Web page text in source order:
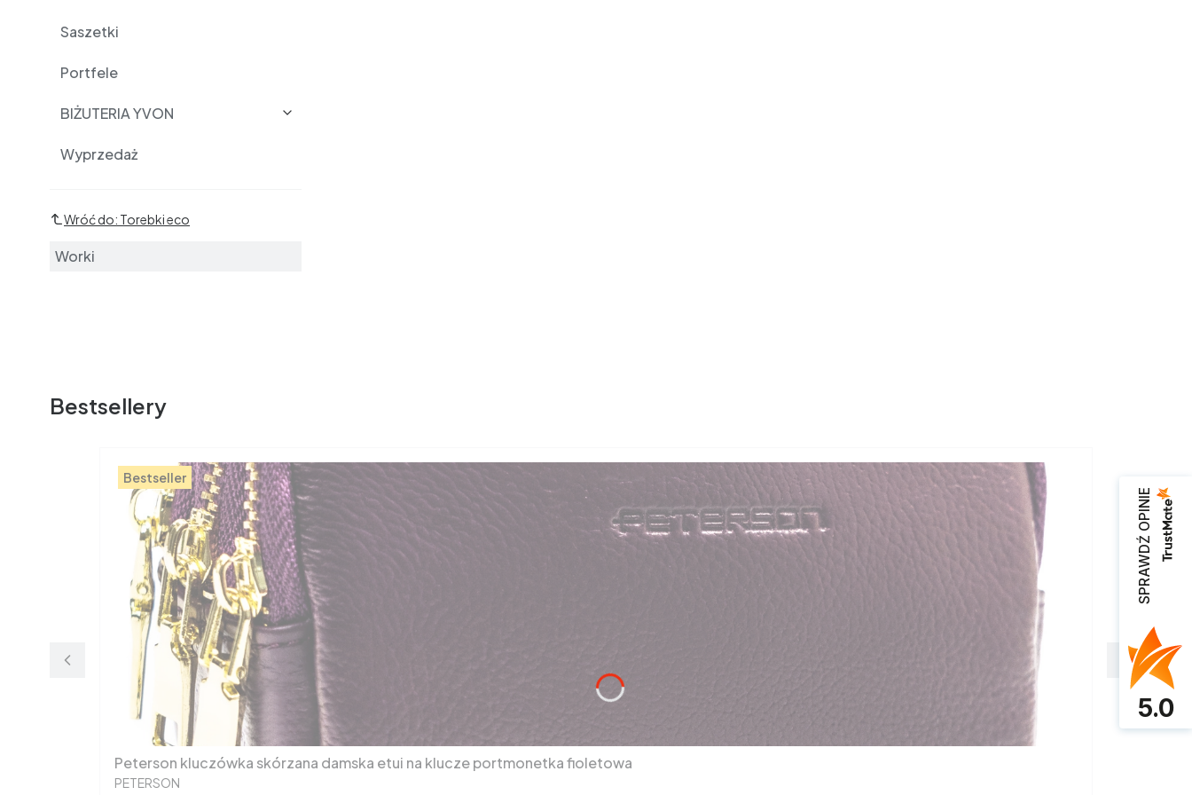
Saszetki
Portfele
BIŻUTERIA YVON
Wyprzedaż
Wróć do: Torebki eco
Worki
Bestsellery
Bestseller
Peterson kluczówka skórzana damska etui na klucze portmonetka fioletowa
PRODUCENT
PETERSON
SPRAWDŹ OPINIE
5.0